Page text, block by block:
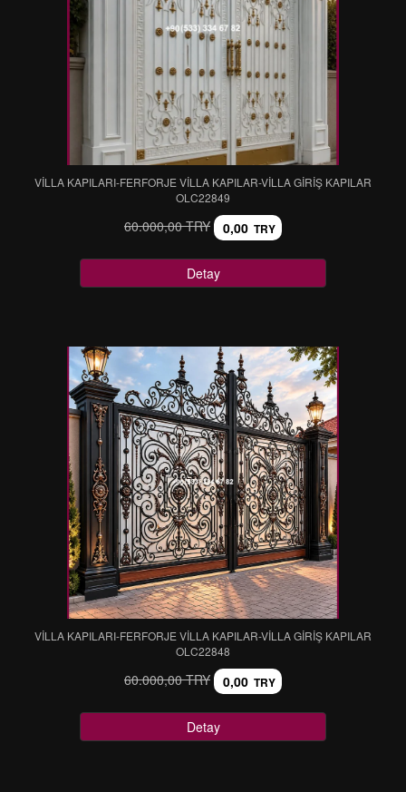
VİLLA KAPILARI-FERFORJE VİLLA KAPILAR-VİLLA GİRİŞ KAPILAR
OLC22849
60.000,00 TRY 0,00 TRY
Detay
VİLLA KAPILARI-FERFORJE VİLLA KAPILAR-VİLLA GİRİŞ KAPILAR
OLC22848
60.000,00 TRY 0,00 TRY
Detay